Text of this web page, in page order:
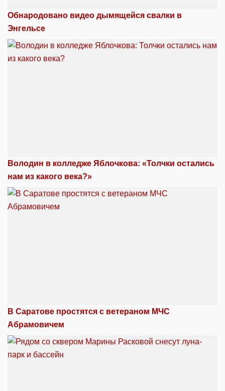
Обнародовано видео дымящейся свалки в
Энгельсе
Володин в колледже Яблочкова: «Толчки остались
нам из какого века?»
В Саратове простятся с ветераном МЧС
Абрамовичем